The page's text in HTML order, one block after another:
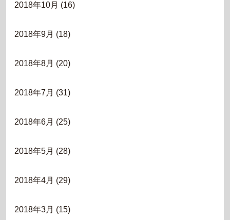
2018年10月 (16)
2018年9月 (18)
2018年8月 (20)
2018年7月 (31)
2018年6月 (25)
2018年5月 (28)
2018年4月 (29)
2018年3月 (15)